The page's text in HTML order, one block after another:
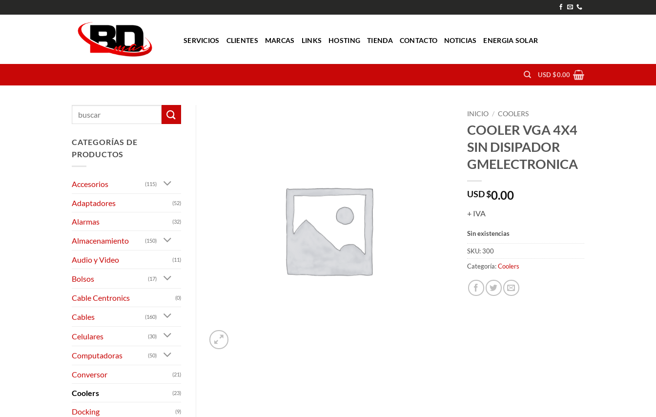
al
SERVICIOS CLIENTES MARCAS LINKS HOSTING TIENDA CONTACTO NOTICIAS ENERGIA SOLAR
USD $0.00
INICIO / COOLERS
COOLER VGA 4X4
SIN DISIPADOR
GMELECTRONICA
USD $0.00
+ IVA
Sin existencias
SKU:300
Categoría:Coolers
CATEGORÍAS DE
PRODUCTOS
Accesorios (115)
Adaptadores (52)
Alarmas (32)
Almacenamiento (150)
Audio y Video (11)
Bolsos (17)
Cable Centronics (0)
Cables (160)
Celulares (30)
Computadoras (50)
Conversor (21)
Coolers (23)
Docking (9)